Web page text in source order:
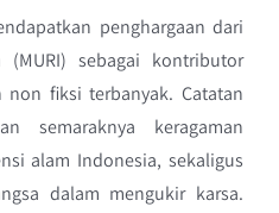
penghargaan dari
(MURI) sebagai kontributor
fiksi terbanyak. Catatan
semaraknya keragaman
alam Indonesia, sekaligus
dalam mengukir karsa.